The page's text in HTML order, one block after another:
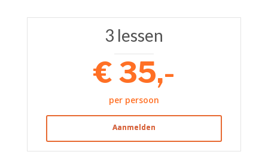
3 lessen
€ 35,-
per persoon
Aanmelden